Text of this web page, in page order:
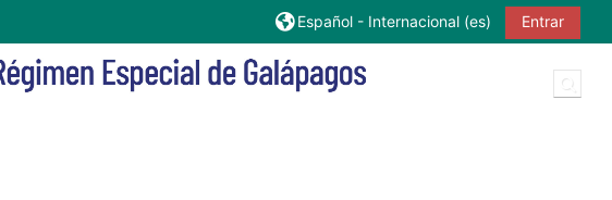
Español - Internacional ‎(es)‎ Entrar